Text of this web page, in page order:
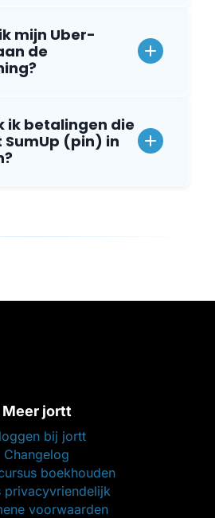
mijn Uber-
de
ik betalingen die
(pin) in
Meer jortt
bij jortt
Changelog
boekhouden
privacyvriendelijk
voorwaarden